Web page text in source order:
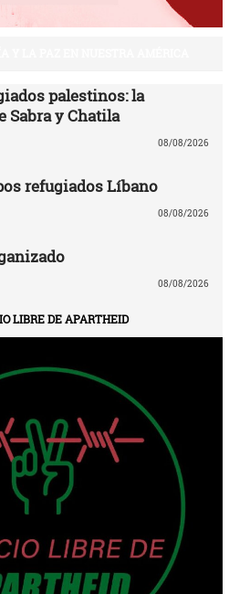
palestinos: la
Sabra y Chatila
08/08/2026
refugiados Líbano
08/08/2026
08/08/2026
LIBRE DE APARTHEID